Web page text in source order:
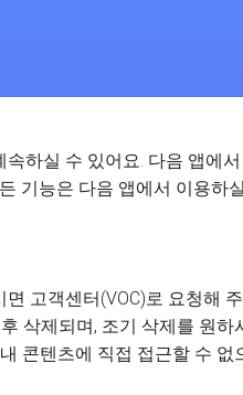
하실 수 있어요. 다음 앱에
기능은 다음 앱에서 이용하
고객센터(VOC)로 요청해
삭제되며, 조기 삭제를 원
콘텐츠에 직접 접근할 수